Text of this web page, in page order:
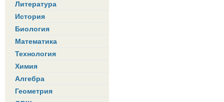
Литература
История
Биология
Математика
Технология
Химия
Алгебра
Геометрия